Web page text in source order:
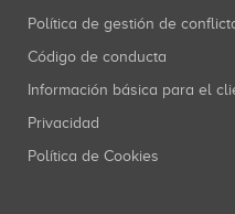
Política de gestión de
Código de conducta
Información básica para el
Privacidad
Política de Cookies